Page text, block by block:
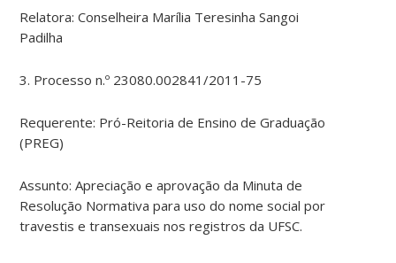
Relatora: Conselheira Marília Teresinha Sangoi
Padilha
3. Processo n.º 23080.002841/2011-75
Requerente: Pró-Reitoria de Ensino de Graduação
(PREG)
Assunto: Apreciação e aprovação da Minuta de
Resolução Normativa para uso do nome social por
travestis e transexuais nos registros da UFSC.